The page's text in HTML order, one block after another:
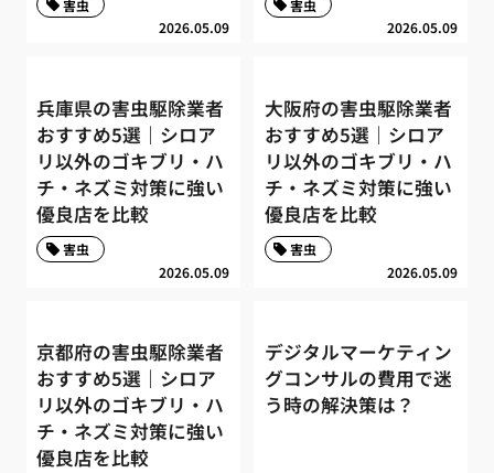
2026.05.09
害虫
2026.05.09
害虫
兵庫県の害虫駆除業者
おすすめ5選｜シロア
リ以外のゴキブリ・ハ
チ・ネズミ対策に強い
優良店を比較
2026.05.09
害虫
大阪府の害虫駆除業者
おすすめ5選｜シロア
リ以外のゴキブリ・ハ
チ・ネズミ対策に強い
優良店を比較
2026.05.09
害虫
京都府の害虫駆除業者
おすすめ5選｜シロア
リ以外のゴキブリ・ハ
チ・ネズミ対策に強い
優良店を比較
デジタルマーケティン
グコンサルの費用で迷
う時の解決策は？